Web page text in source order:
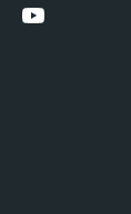
instagram